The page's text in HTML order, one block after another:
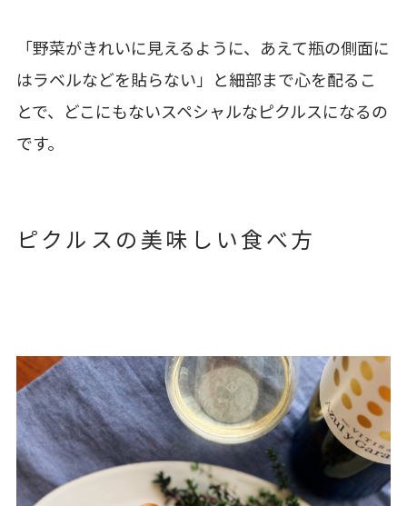
「野菜がきれいに見えるように、あえて瓶の側面に
はラベルなどを貼らない」と細部まで心を配るこ
とで、どこにもないスペシャルなピクルスになるの
です。
ピクルスの美味しい食べ方